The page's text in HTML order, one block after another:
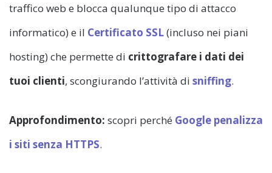
traffico web e blocca qualunque tipo di attacco
informatico) e il Certificato SSL(incluso nei piani
hosting) che permette di crittografare i dati dei
tuoi clienti, scongiurando l’attività di sniffing.
Approfondimento: scopri perché Google penalizza
i siti senza HTTPS.